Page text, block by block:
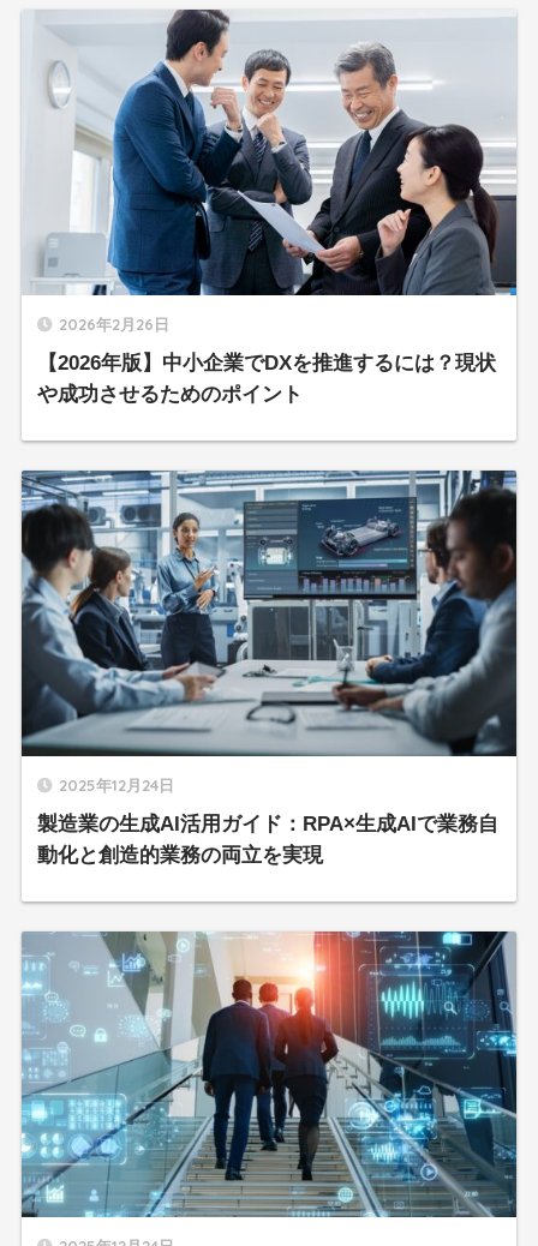
2026年2月26日
【2026年版】中小企業でDXを推進するには？現状
や成功させるためのポイント
2025年12月24日
製造業の生成AI活用ガイド：RPA×生成AIで業務自
動化と創造的業務の両立を実現